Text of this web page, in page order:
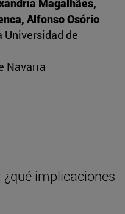
Magalhães,
Alfonso Osório
Universidad de
Navarra
implicaciones